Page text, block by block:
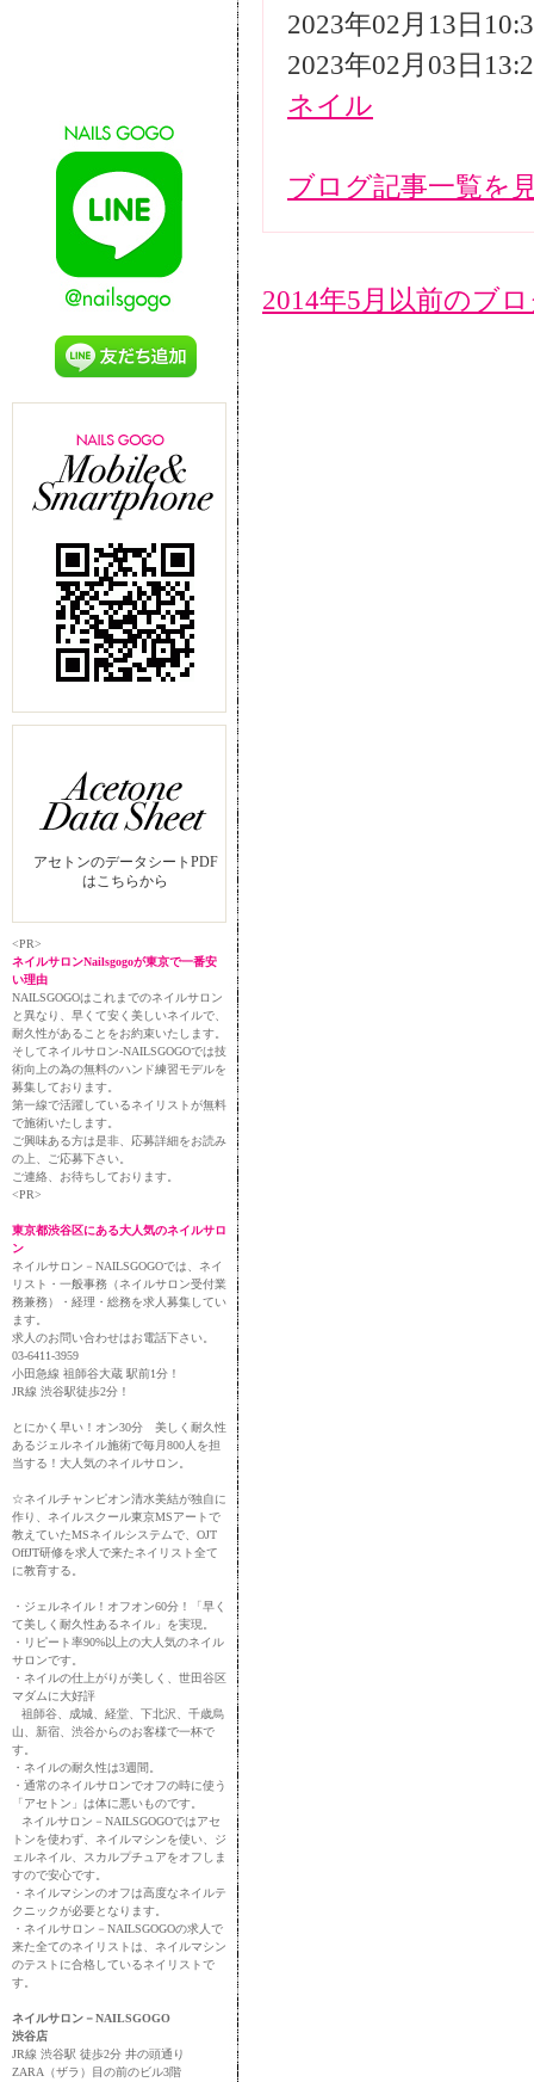
2023年02月13日
2023年02月03日
ネイル
ブログ記事一覧を
2014年5月以前のブ
アセトンのデータシートPDF
はこちらから
<PR>
ネイルサロンNailsgogoが東京で一番安
い理由
NAILSGOGOはこれまでのネイルサロン
と異なり、早くて安く美しいネイルで、
耐久性があることをお約束いたします。
そしてネイルサロン-NAILSGOGOでは技
術向上の為の無料のハンド練習モデルを
募集しております。
第一線で活躍しているネイリストが無料
で施術いたします。
ご興味ある方は是非、応募詳細をお読み
の上、ご応募下さい。
ご連絡、お待ちしております。
<PR>
東京都渋谷区にある大人気のネイルサロ
ン
ネイルサロン－NAILSGOGOでは、ネイ
リスト・一般事務（ネイルサロン受付業
務兼務）・経理・総務を求人募集してい
ます。
求人のお問い合わせはお電話下さい。
03-6411-3959
小田急線 祖師谷大蔵 駅前1分！
JR線 渋谷駅徒歩2分！
とにかく早い！オン30分 美しく耐久性
あるジェルネイル施術で毎月800人を担
当する！大人気のネイルサロン。
☆ネイルチャンピオン清水美結が独自に
作り、ネイルスクール東京MSアートで
教えていたMSネイルシステムで、OJT
OffJT研修を求人で来たネイリスト全て
に教育する。
・ジェルネイル！オフオン60分！「早く
て美しく耐久性あるネイル」を実現。
・リピート率90%以上の大人気のネイル
サロンです。
・ネイルの仕上がりが美しく、世田谷区
マダムに大好評
祖師谷、成城、経堂、下北沢、千歳烏
山、新宿、渋谷からのお客様で一杯で
す。
・ネイルの耐久性は3週間。
・通常のネイルサロンでオフの時に使う
「アセトン」は体に悪いものです。
ネイルサロン－NAILSGOGOではアセ
トンを使わず、ネイルマシンを使い、ジ
ェルネイル、スカルプチュアをオフしま
すので安心です。
・ネイルマシンのオフは高度なネイルテ
クニックが必要となります。
・ネイルサロン－NAILSGOGOの求人で
来た全てのネイリストは、ネイルマシン
のテストに合格しているネイリストで
す。
ネイルサロン－NAILSGOGO
渋谷店
JR線 渋谷駅 徒歩2分 井の頭通り
ZARA（ザラ）目の前のビル3階